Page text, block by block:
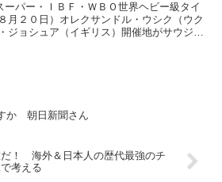
ーパー・ＩＢＦ・ＷＢＯ世界ヘビー級タイ
月２０日）オレクサンドル・ウシク（ウク
ジョシュア（イギリス）開催地がサウジア
か 朝日新聞さん
！ 海外＆日本人の歴代最強のチ
考える